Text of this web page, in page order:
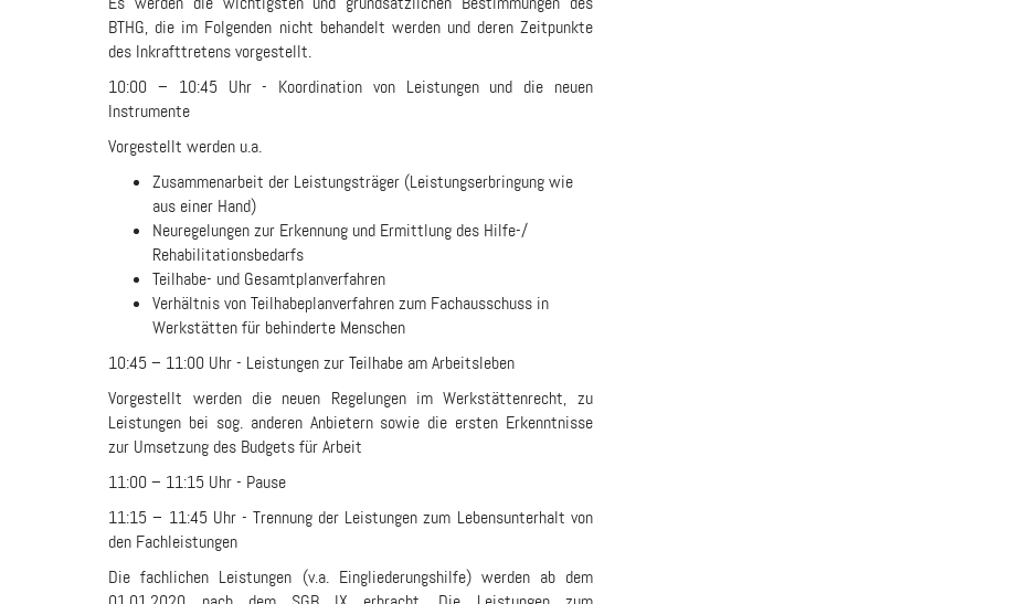
BTHG, die im Folgenden nicht behandelt werden und deren Zeitpunkte
des Inkrafttretens vorgestellt.
10:00 – 10:45 Uhr - Koordination von Leistungen und die neuen
Instrumente
Vorgestellt werden u.a.
Zusammenarbeit der Leistungsträger (Leistungserbringung wie
aus einer Hand)
Neuregelungen zur Erkennung und Ermittlung des Hilfe-/
Rehabilitationsbedarfs
Teilhabe- und Gesamtplanverfahren
Verhältnis von Teilhabeplanverfahren zum Fachausschuss in
Werkstätten für behinderte Menschen
10:45 – 11:00 Uhr - Leistungen zur Teilhabe am Arbeitsleben
Vorgestellt werden die neuen Regelungen im Werkstättenrecht, zu
Leistungen bei sog. anderen Anbietern sowie die ersten Erkenntnisse
zur Umsetzung des Budgets für Arbeit
11:00 – 11:15 Uhr - Pause
11:15 – 11:45 Uhr - Trennung der Leistungen zum Lebensunterhalt von
den Fachleistungen
Die fachlichen Leistungen (v.a. Eingliederungshilfe) werden ab dem